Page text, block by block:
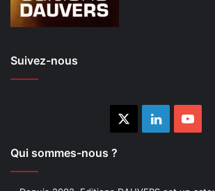
Suivez-nous
Linkedin
Qui sommes-nous ?